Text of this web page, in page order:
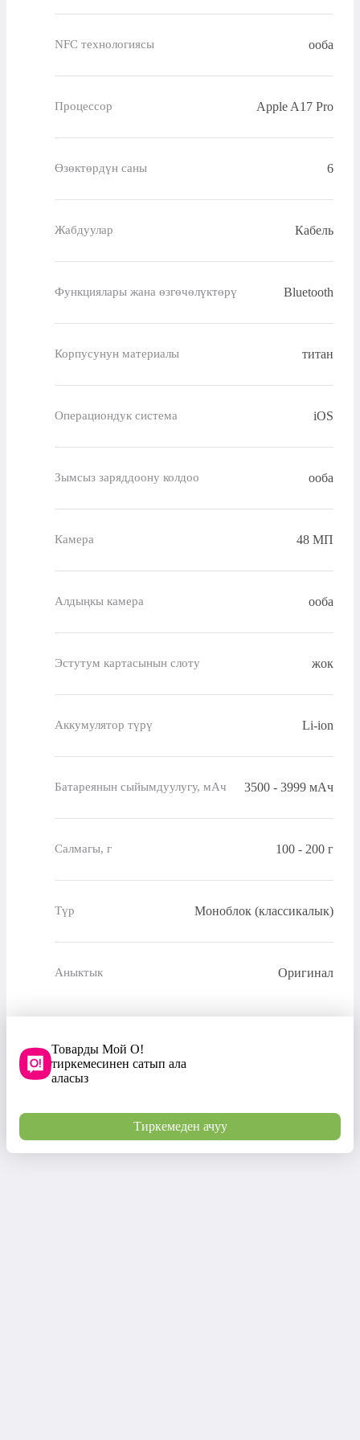
NFC технологиясы ооба
Процессор Apple A17 Pro
Өзөктөрдүн саны 6
Жабдуулар Кабель
Функциялары жана өзгөчөлүктөрү Bluetooth
Корпусунун материалы титан
Операциондук система iOS
Зымсыз заряддоону колдоо ооба
Камера 48 МП
Алдыңкы камера ооба
Эстутум картасынын слоту жок
Аккумулятор түрү Li-ion
Батареянын сыйымдуулугу, мАч 3500 - 3999 мАч
Салмагы, г 100 - 200 г
Түр Моноблок (классикалык)
Аныктык Оригинал
Товарды Мой О!
тиркемесинен сатып ала
аласыз
Тиркемеден ачуу